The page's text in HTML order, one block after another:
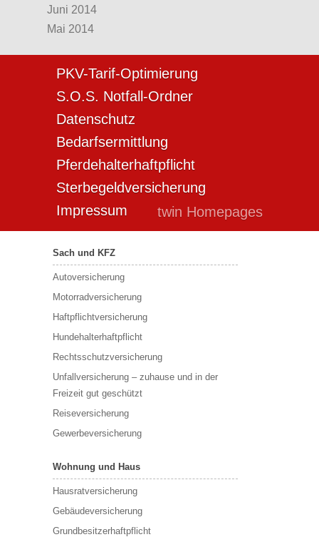
Juni 2014
Mai 2014
PKV-Tarif-Optimierung
S.O.S. Notfall-Ordner
Datenschutz
Bedarfsermittlung
Pferdehalterhaftpflicht
Sterbegeldversicherung
Impressum
twin Homepages
Sach und KFZ
Autoversicherung
Motorradversicherung
Haftpflichtversicherung
Hundehalterhaftpflicht
Rechtsschutzversicherung
Unfallversicherung – zuhause und in der
Freizeit gut geschützt
Reiseversicherung
Gewerbeversicherung
Wohnung und Haus
Hausratversicherung
Gebäudeversicherung
Grundbesitzerhaftpflicht